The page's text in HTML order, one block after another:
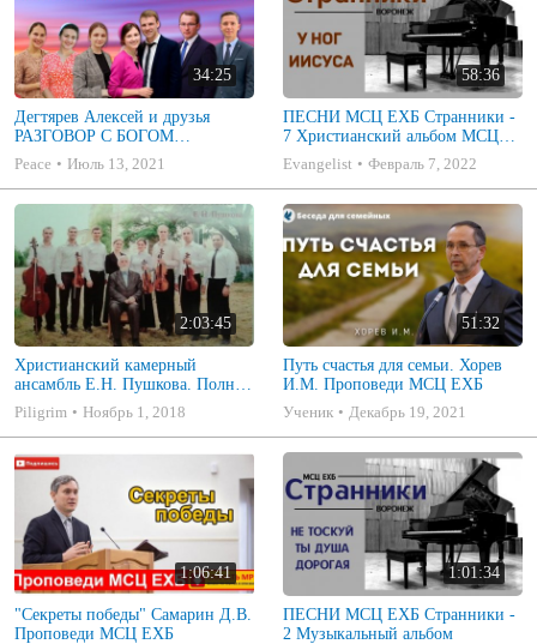
34:25
Дегтярев Алексей и друзья
РАЗГОВОР С БОГОМ
Христианские песни МСЦ ЕХБ
2021 (7я)
Peace Июль 13, 2021
58:36
ПЕСНИ МСЦ ЕХБ Странники -
7 Христианский альбом МСЦ
ЕХБ
Evangelist Февраль 7, 2022
2:03:45
Христианский камерный
ансамбль Е.Н. Пушкова. Полное
собрание
Piligrim Ноябрь 1, 2018
51:32
Путь счастья для семьи. Хорев
И.М. Проповеди МСЦ ЕХБ
Ученик
Декабрь 19, 2021
1:06:41
"Секреты победы" Самарин Д.В.
Проповеди МСЦ ЕХБ
1:01:34
ПЕСНИ МСЦ ЕХБ Странники -
2 Музыкальный альбом